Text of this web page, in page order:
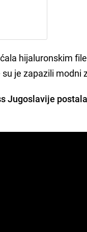
hijaluronskim
je zapazili modni
Jugoslavije